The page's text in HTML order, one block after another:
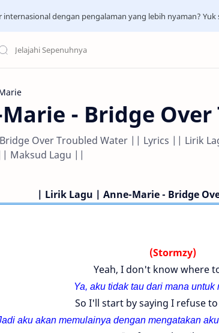
dengan pengalaman yang lebih nyaman?
- Bridge
Over Troubled Water || Lyrics || Lirik
Maksud Lagu ||
| Lirik Lagu | Anne-Marie - Bridge
(Stormzy)
Yeah, I don't know where
Ya, aku tidak tau dari mana untuk
So I'll start by saying I refuse
aku akan memulainya dengan mengatakan